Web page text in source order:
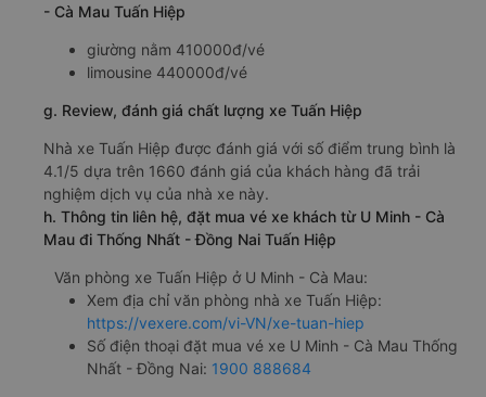
- Cà Mau Tuấn Hiệp
giường nằm 410000đ/vé
limousine 440000đ/vé
g. Review, đánh giá chất lượng xe Tuấn Hiệp
Nhà xe Tuấn Hiệp được đánh giá với số điểm trung bình là
4.1/5 dựa trên 1660 đánh giá của khách hàng đã trải
nghiệm dịch vụ của nhà xe này.
h. Thông tin liên hệ, đặt mua vé xe khách từ U Minh - Cà
Mau đi Thống Nhất - Đồng Nai Tuấn Hiệp
Văn phòng xe Tuấn Hiệp ở U Minh - Cà Mau:
Xem địa chỉ văn phòng nhà xe Tuấn Hiệp:
https://vexere.com/vi-VN/xe-tuan-hiep
Số điện thoại đặt mua vé xe U Minh - Cà Mau Thống
Nhất - Đồng Nai: 1900 888684